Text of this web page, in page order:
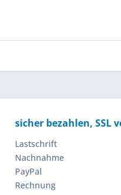
sicher bezahlen, SSL
Lastschrift
Nachnahme
PayPal
Rechnung